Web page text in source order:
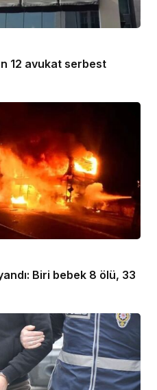
12 avukat serbest
Biri bebek 8 ölü, 33